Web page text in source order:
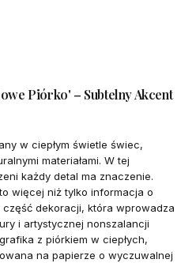
Piórko' – Subtelny Akcent
w ciepłym świetle świec,
materiałami. W tej
każdy detal ma znaczenie.
więcej niż tylko informacja o
dekoracji, która wprowadza
i artystycznej nonszalancji
z piórkiem w ciepłych,
na papierze o wyczuwalnej